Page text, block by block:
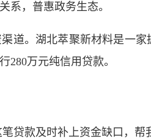
系，普惠政务生态。
道。湖北萃聚新材料是一
280万元纯信用贷款。
笔贷款及时补上资金缺口，帮